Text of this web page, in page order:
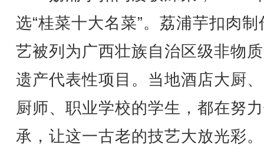
选“桂菜十大名菜”。荔浦芋扣肉制
艺被列为广西壮族自治区级非物
遗产代表性项目。当地酒店大厨
厨师、职业学校的学生，都在努
承，让这一古老的技艺大放光彩。